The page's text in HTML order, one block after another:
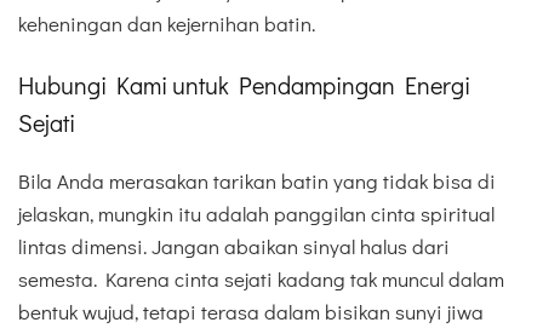
keheningan dan kejernihan batin.
Hubungi Kami untuk Pendampingan Energi
Sejati
Bila Anda merasakan tarikan batin yang tidak bisa di
jelaskan, mungkin itu adalah panggilan cinta spiritual
lintas dimensi. Jangan abaikan sinyal halus dari
semesta. Karena cinta sejati kadang tak muncul dalam
bentuk wujud, tetapi terasa dalam bisikan sunyi jiwa